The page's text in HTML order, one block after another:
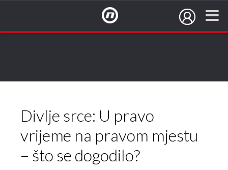
Divlje srce: U pravo
vrijeme na pravom mjestu
– što se dogodilo?